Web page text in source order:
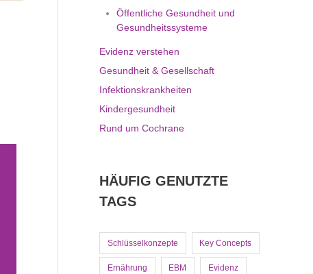
Öffentliche Gesundheit und
Gesundheitssysteme
Evidenz verstehen
Gesundheit & Gesellschaft
Infektionskrankheiten
Kindergesundheit
Rund um Cochrane
HÄUFIG GENUTZTE
TAGS
Schlüsselkonzepte Key Concepts
Ernährung EBM Evidenz